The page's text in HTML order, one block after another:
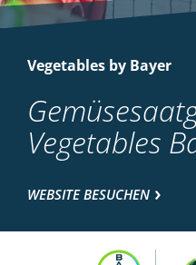
Vegetables by Bayer
Vegetables
WEBSITE BESUCHEN